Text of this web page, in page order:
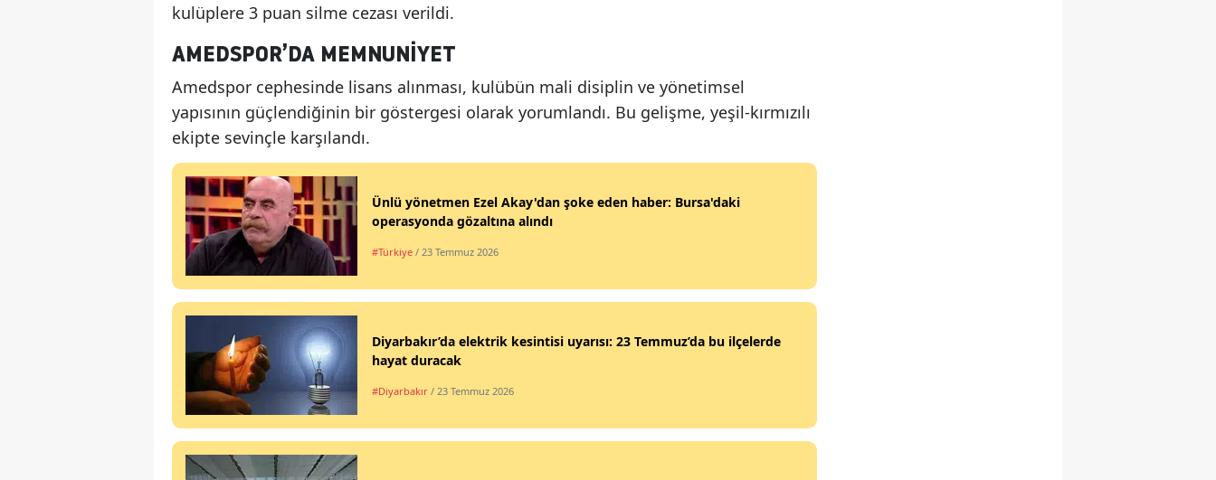
kulüplere 3 puan silme cezası verildi.
AMEDSPOR’DA MEMNUNIYET
Amedspor cephesinde lisans alınması, kulübün mali disiplin ve yönetimsel
yapısının güçlendiğinin bir göstergesi olarak yorumlandı. Bu gelişme, yeşil-kırmızılı
ekipte sevinçle karşılandı.
Ünlü yönetmen Ezel Akay'dan şoke eden haber: Bursa'daki
operasyonda gözaltına alındı
#Türkiye / 23 Temmuz 2026
Diyarbakır’da elektrik kesintisi uyarısı: 23 Temmuz’da bu ilçelerde
hayat duracak
#Diyarbakır / 23 Temmuz 2026